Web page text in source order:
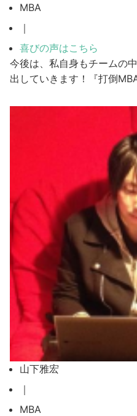
MBA
｜
喜びの声はこちら
今後は、私自身もチームの
出していきます！『打倒
山下雅宏
｜
MBA